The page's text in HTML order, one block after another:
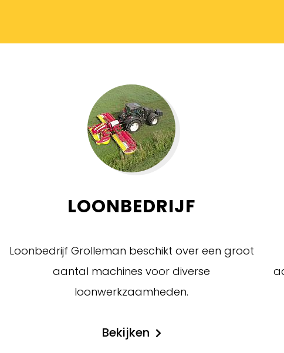
LOONBEDRIJF
Loonbedrijf Grolleman beschikt over een groot
aantal machines voor diverse
loonwerkzaamheden.
Bekijken